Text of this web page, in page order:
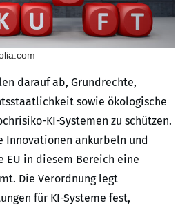
darauf ab, Grundrechte,
sowie ökologische
KI-Systemen zu schützen.
Innovationen ankurbeln und
EU in diesem Bereich eine
Die Verordnung legt
für KI-Systeme fest,